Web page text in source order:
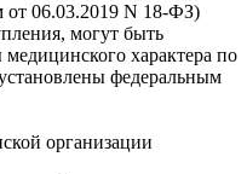
от 06.03.2019 N 18-ФЗ)
могут быть
характера по
федеральным
организации